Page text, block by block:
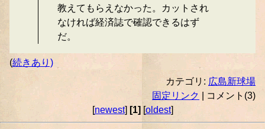
教えてもらえなかった。カットされ
なければ経済誌で確認できるはず
だ。
(続きあり)
カテゴリ: 広島新球場
固定リンク
| コメント(3)
[newest] [1] [oldest]